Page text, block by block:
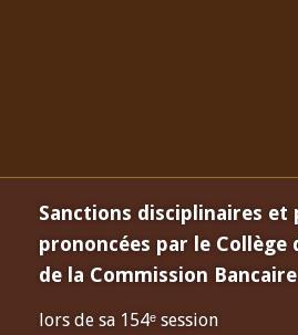
Sanctions disciplinaires et
prononcées par le Collège
de la Commission Bancaire
lors de sa 154ᵉ session